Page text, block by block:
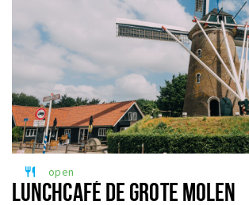
restaurant open
LUNCHCAFÉ DE GROTE MOLEN